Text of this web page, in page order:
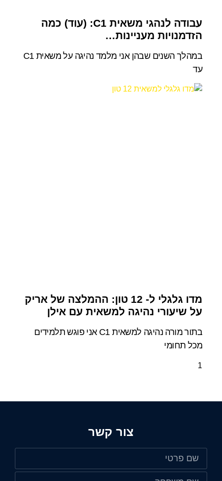
עבודה לנהגי משאית C1: (עוד) כמה
הזדמנויות מעניינות…
במהלך השנים שבהן אני מלמד נהיגה על משאית C1
עד
מדו גלגלי ל- 12 טון: ההמלצה של אריק
על שיעורי נהיגה למשאית עם אילן
בתור מורה נהיגה למשאית C1 אני פוגש תלמידים
מכל תחומי
צור קשר